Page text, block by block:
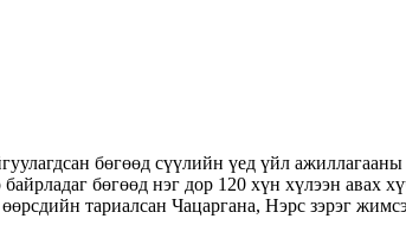
бөгөөд сүүлийн үед үйл ажиллагааны
бөгөөд нэг дор 120 хүн хүлээн авах
тариалсан Чацаргана, Нэрс зэрэг